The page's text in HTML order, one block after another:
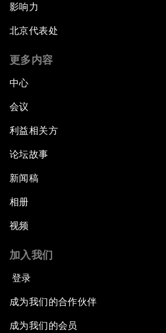
影响力
北京代表处
更多内容
中心
会议
利益相关方
论坛故事
新闻稿
相册
视频
加入我们
登录
成为我们的合作伙伴
成为我们的会员